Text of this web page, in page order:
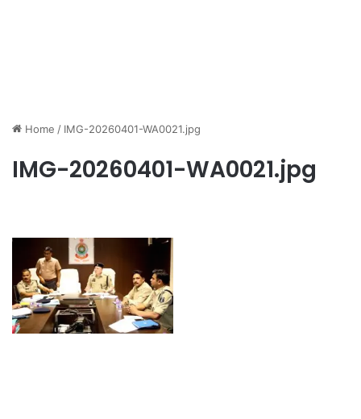
Home / IMG-20260401-WA0021.jpg
IMG-20260401-WA0021.jpg